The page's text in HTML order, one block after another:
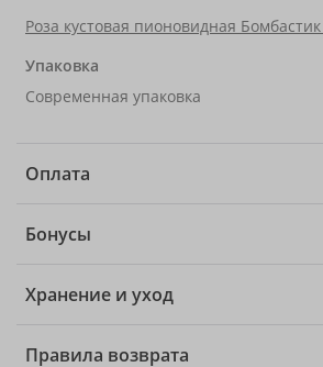
Роза кустовая пионовидная
Упаковка
Современная упаковка
Оплата
Бонусы
Хранение и уход
Правила возврата